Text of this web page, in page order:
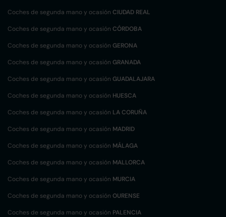
Coches de segunda mano y ocasión CIUDAD REAL
Coches de segunda mano y ocasión CÓRDOBA
Coches de segunda mano y ocasión GERONA
Coches de segunda mano y ocasión GRANADA
Coches de segunda mano y ocasión GUADALAJARA
Coches de segunda mano y ocasión HUESCA
Coches de segunda mano y ocasión LA CORUÑA
Coches de segunda mano y ocasión MADRID
Coches de segunda mano y ocasión MÁLAGA
Coches de segunda mano y ocasión MALLORCA
Coches de segunda mano y ocasión MURCIA
Coches de segunda mano y ocasión OURENSE
Coches de segunda mano y ocasión PALENCIA